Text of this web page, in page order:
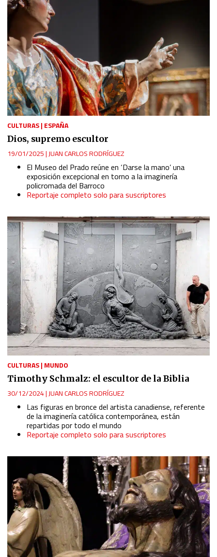
CULTURAS| ESPAÑA
Dios, supremo escultor
19/01/2025| JUAN CARLOS RODRÍGUEZ
El Museo del Prado reúne en ‘Darse la mano’ una
exposición excepcional en torno a la imaginería
policromada del Barroco
Reportaje completo solo para suscriptores
CULTURAS| MUNDO
Timothy Schmalz: el escultor de la Biblia
30/12/2024| JUAN CARLOS RODRÍGUEZ
Las figuras en bronce del artista canadiense, referente
de la imaginería católica contemporánea, están
repartidas por todo el mundo
Reportaje completo solo para suscriptores